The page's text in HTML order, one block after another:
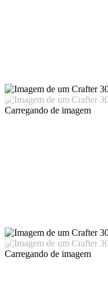
Carregando de imagem
Carregando de imagem